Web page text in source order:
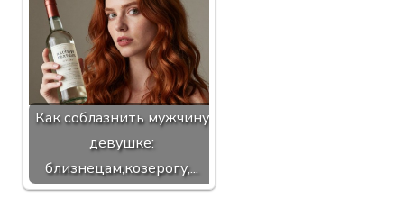
Как соблазнить мужчину
девушке:
близнецам,козерогу,...